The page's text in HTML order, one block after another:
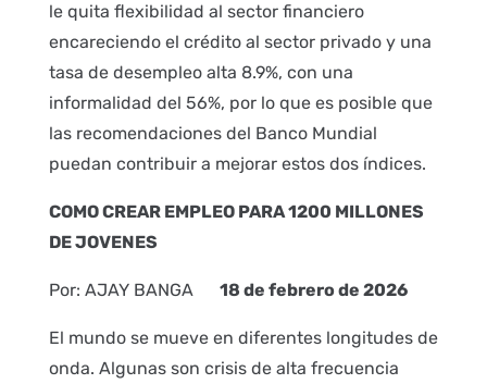
le quita flexibilidad al sector financiero
encareciendo el crédito al sector privado y una
tasa de desempleo alta 8.9%, con una
informalidad del 56%, por lo que es posible que
las recomendaciones del Banco Mundial
puedan contribuir a mejorar estos dos índices.
COMO CREAR EMPLEO PARA 1200 MILLONES
DE JOVENES
Por: AJAY BANGA 18 de febrero de 2026
El mundo se mueve en diferentes longitudes de
onda. Algunas son crisis de alta frecuencia